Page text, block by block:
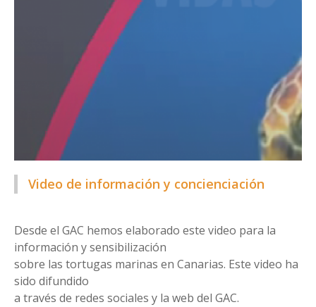
Video de información y concienciación
Desde el GAC hemos elaborado este video para la
información y sensibilización
sobre las tortugas marinas en Canarias. Este video ha
sido difundido
a través de redes sociales y la web del GAC.